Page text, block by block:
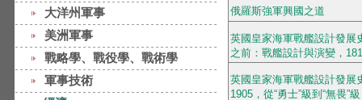
大洋州軍事
美洲軍事
戰略學、戰役學、戰術學
軍事技術
俄羅斯強軍興國之道
英國皇家海軍戰艦設計發展
之前：戰艦設計與演變，
英國皇家海軍戰艦設計發展
1905，從“勇士”級到“無畏”級